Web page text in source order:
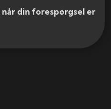
din forespørgsel er